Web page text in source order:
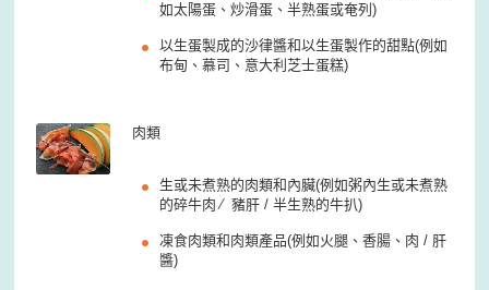
如太陽蛋、炒滑蛋、半熟蛋或奄列)
以生蛋製成的沙律醬和以生蛋製作的甜點(例如
布甸、慕司、意大利芝士蛋糕)
肉類
生或未煮熟的肉類和內臟(例如粥內生或未煮熟
的碎牛肉 ∕ 豬肝 / 半生熟的牛扒)
凍食肉類和肉類產品(例如火腿、香腸、肉 / 肝
醬)